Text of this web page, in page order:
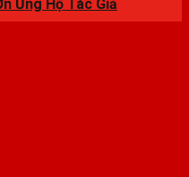
Ủng Hộ Tác Giả